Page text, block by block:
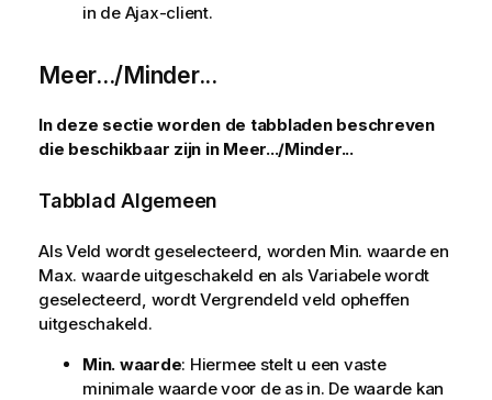
in de Ajax-client.
Meer.../Minder...
In deze sectie worden de tabbladen beschreven
die beschikbaar zijn in Meer.../Minder...
Tabblad Algemeen
AlsVeld wordt geselecteerd, worden Min. waardeen
Max. waardeuitgeschakeld en als Variabelewordt
geselecteerd, wordtVergrendeld veld opheffen
uitgeschakeld.
Min. waarde: Hiermee stelt u een vaste
minimale waarde voor de as in. De waarde kan